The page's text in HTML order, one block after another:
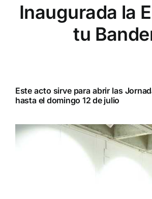
Inaugurada la
tu
Este acto sirve para abrir las
hasta el domingo 12 de julio